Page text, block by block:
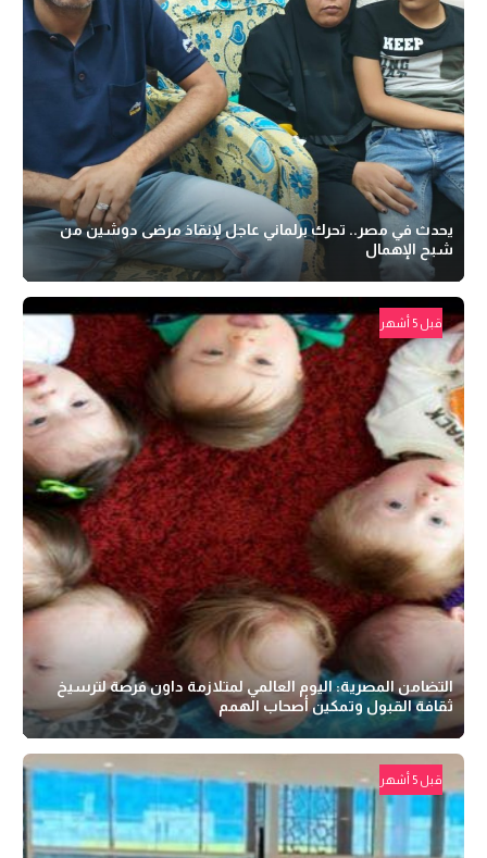
يحدث في مصر.. تحرك برلماني عاجل لإنقاذ مرضى دوشين من
شبح الإهمال
قبل 5 أشهر
التضامن المصرية: اليوم العالمي لمتلازمة داون فرصة لترسيخ
ثقافة القبول وتمكين أصحاب الهمم
قبل 5 أشهر